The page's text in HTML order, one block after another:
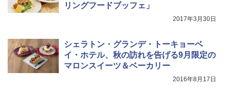
リングフードブッフェ」
2017年3月30日
シェラトン・グランデ・トーキョーベ
イ・ホテル、秋の訪れを告げる9月限定の
マロンスイーツ＆ベーカリー
2016年8月17日